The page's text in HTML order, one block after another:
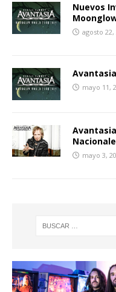
Nuevos
agosto 22,
mayo 11,
mayo 3,